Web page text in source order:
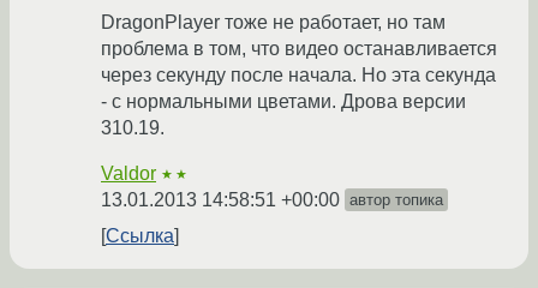
DragonPlayer тоже не работает, но там
проблема в том, что видео останавливается
через секунду после начала. Но эта секунда
- с нормальными цветами. Дрова версии
310.19.
Valdor ★★
13.01.2013 14:58:51 +00:00 автор топика
Ссылка